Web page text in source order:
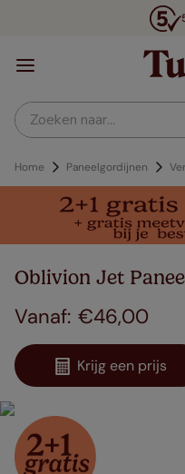
Zoeken naar...
Home Paneelgordijnen
Oblivion Jet
€46,00
Krijg een prijs